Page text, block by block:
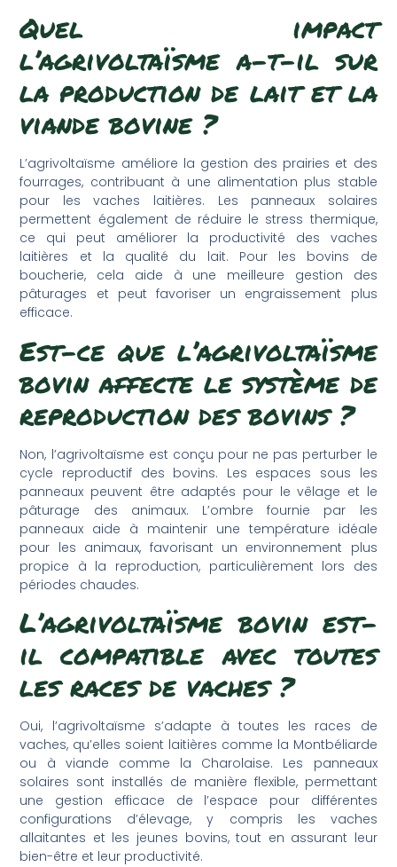
Quel impact
l’agrivoltaïsme a-t-il sur
la production de lait et la
viande bovine ?
L’agrivoltaïsme améliore la gestion des prairies et des
fourrages, contribuant à une alimentation plus stable
pour les vaches laitières. Les panneaux solaires
permettent également de réduire le stress thermique,
ce qui peut améliorer la productivité des vaches
laitières et la qualité du lait. Pour les bovins de
boucherie, cela aide à une meilleure gestion des
pâturages et peut favoriser un engraissement plus
efficace.
Est-ce que l’agrivoltaïsme
bovin affecte le système de
reproduction des bovins ?
Non, l’agrivoltaïsme est conçu pour ne pas perturber le
cycle reproductif des bovins. Les espaces sous les
panneaux peuvent être adaptés pour le vêlage et le
pâturage des animaux. L’ombre fournie par les
panneaux aide à maintenir une température idéale
pour les animaux, favorisant un environnement plus
propice à la reproduction, particulièrement lors des
périodes chaudes.
L’agrivoltaïsme bovin est-
il compatible avec toutes
les races de vaches ?
Oui, l’agrivoltaïsme s’adapte à toutes les races de
vaches, qu’elles soient laitières comme la Montbéliarde
ou à viande comme la Charolaise. Les panneaux
solaires sont installés de manière flexible, permettant
une gestion efficace de l’espace pour différentes
configurations d’élevage, y compris les vaches
allaitantes et les jeunes bovins, tout en assurant leur
bien-être et leur productivité.